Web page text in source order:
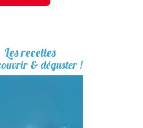
Les recettes
& déguster !